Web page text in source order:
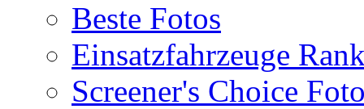
Beste Fotos
Einsatzfahrzeuge
Screener's Choice